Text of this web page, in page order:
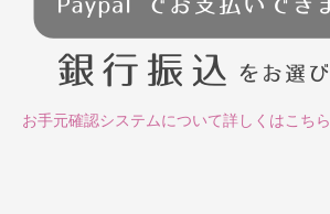
お手元確認システムについて詳しくはこちら